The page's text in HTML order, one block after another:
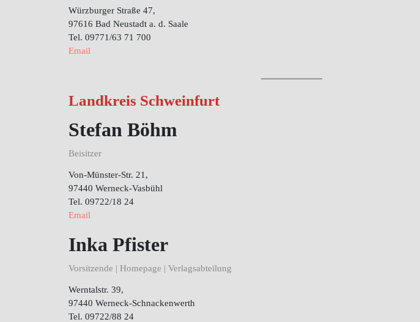
Würzburger Straße 47,
97616 Bad Neustadt a. d. Saale
Tel. 09771/63 71 700
Email
Landkreis Schweinfurt
Stefan Böhm
Beisitzer
Von-Münster-Str. 21,
97440 Werneck-Vasbühl
Tel. 09722/18 24
Email
Inka Pfister
Vorsitzende | Homepage | Verlagsabteilung
Werntalstr. 39,
97440 Werneck-Schnackenwerth
Tel. 09722/88 24